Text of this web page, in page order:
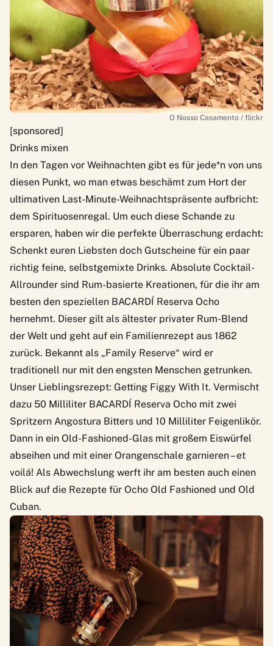
O Nosso Casamento / flickr
[sponsored]
Drinks mixen
In den Tagen vor Weihnachten gibt es für jede*n von uns
diesen Punkt, wo man etwas beschämt zum Hort der
ultimativen Last-Minute-Weihnachtspräsente aufbricht:
dem Spirituosenregal. Um euch diese Schande zu
ersparen, haben wir die perfekte Überraschung erdacht:
Schenkt euren Liebsten doch Gutscheine für ein paar
richtig feine, selbstgemixte Drinks. Absolute Cocktail-
Allrounder sind Rum-basierte Kreationen, für die ihr am
besten den speziellen BACARDÍ Reserva Ocho
hernehmt. Dieser gilt als ältester privater Rum-Blend
der Welt und geht auf ein Familienrezept aus 1862
zurück. Bekannt als „Family Reserve“ wird er
traditionell nur mit den engsten Menschen getrunken.
Unser Lieblingsrezept: Getting Figgy With It. Vermischt
dazu 50 Milliliter BACARDÍ Reserva Ocho mit zwei
Spritzern Angostura Bitters und 10 Milliliter Feigenlikör.
Dann in ein Old-Fashioned-Glas mit großem Eiswürfel
abseihen und mit einer Orangenschale garnieren – et
voilá! Als Abwechslung werft ihr am besten auch einen
Blick auf die Rezepte für Ocho Old Fashioned und Old
Cuban.